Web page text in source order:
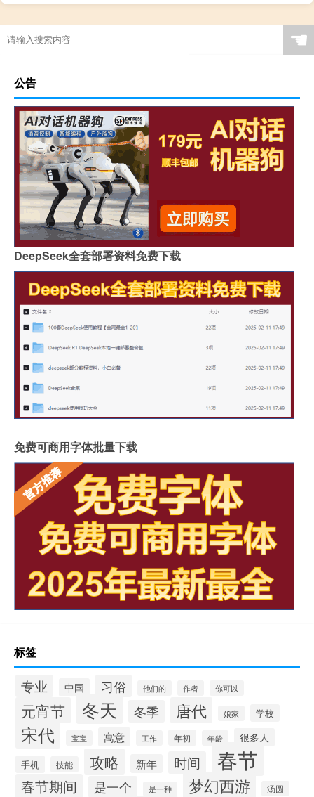
☚
公告
DeepSeek全套部署资料免费下载
免费可商用字体批量下载
标签
专业 中国 习俗 他们的 作者 你可以
元宵节 冬天 冬季 唐代 娘家 学校
宋代 宝宝 寓意 工作 年初 年龄 很多人
手机 技能 攻略 新年 时间 春节
春节期间 是一个 是一种 梦幻西游 汤圆